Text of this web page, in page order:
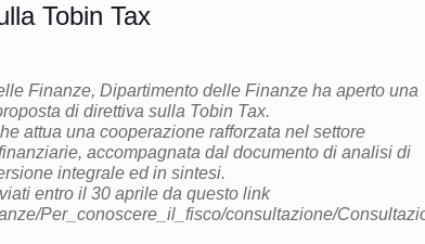
Tobin Tax
Finanze, Dipartimento delle Finanze ha aperto una
di direttiva sulla Tobin Tax.
attua una cooperazione rafforzata nel settore
accompagnata dal documento di analisi di
integrale ed in sintesi.
entro il 30 aprile da questo link
Per_conoscere_il_fisco/consultazione/